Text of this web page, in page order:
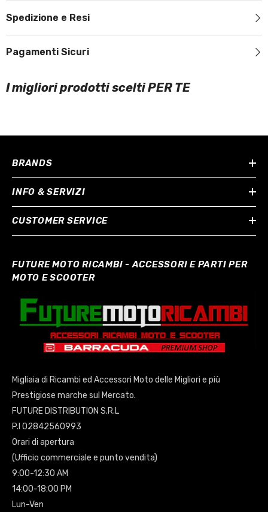
Spedizione e Resi
Pagamenti Sicuri
I migliori prodotti scelti PER TE
BRANDS
INFO & SERVIZI
CUSTOMER SERVICE
FUTURE MOTO RICAMBI - ACCESSORI E PARTI PER
MOTO E SCOOTER
Migliaia di Ricambi ed Accessori Moto delle Migliori e più
Prestigiose marche sul Mercato.
FUTURE DISTRIBUTION S.R.L
P.I 02842560993
Orari di apertura
(Ufficio commerciale e punto vendita)
9:00-12:30 AM
14:00-18:00 PM
Lun-Ven